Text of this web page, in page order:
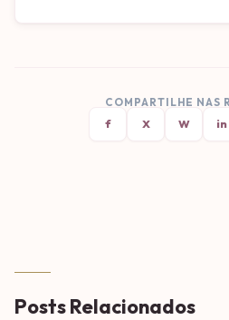
COMPARTILHE NAS
f
X W in
Posts Relacionados